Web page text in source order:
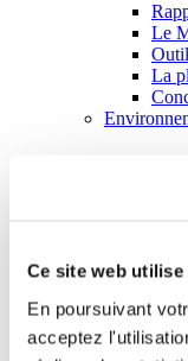
Ce site web utilise
En poursuivant
acceptez
Le
La